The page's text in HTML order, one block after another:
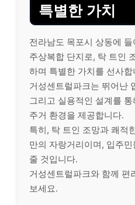
특별한 가치
전라남도 목포시 상동에
주상복합 단지로, 탁 트인
하며 특별한 가치를 선사합
거성센트럴파크는 뛰어난
그리고 실용적인 설계를
주거 환경을 제공합니다.
특히, 탁 트인 조망과 쾌적
만의 자랑거리이며, 입주
줄 것입니다.
거성센트럴파크와 함께 편
보세요.